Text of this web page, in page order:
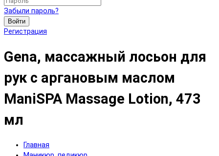
Забыли пароль?
Войти
Регистрация
Gena, массажный лосьон для
рук с аргановым маслом
ManiSPA Massage Lotion, 473
мл
Главная